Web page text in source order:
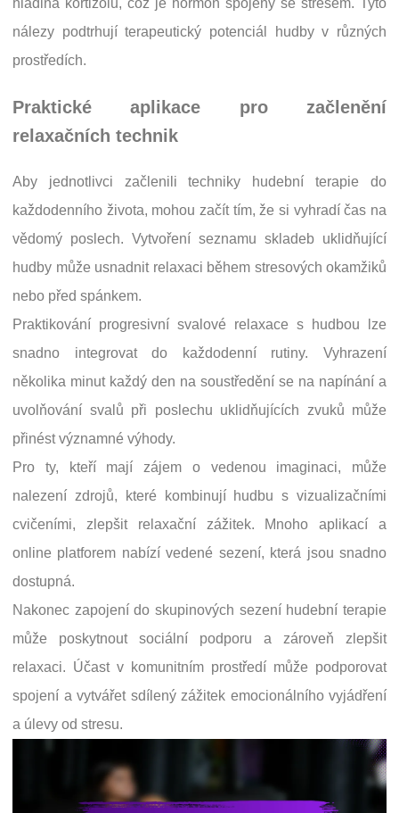
hladina kortizolu, což je hormon spojený se stresem. Tyto
nálezy podtrhují terapeutický potenciál hudby v různých
prostředích.
Praktické aplikace pro začlenění
relaxačních technik
Aby jednotlivci začlenili techniky hudební terapie do
každodenního života, mohou začít tím, že si vyhradí čas na
vědomý poslech. Vytvoření seznamu skladeb uklidňující
hudby může usnadnit relaxaci během stresových okamžiků
nebo před spánkem.
Praktikování progresivní svalové relaxace s hudbou lze
snadno integrovat do každodenní rutiny. Vyhrazení
několika minut každý den na soustředění se na napínání a
uvolňování svalů při poslechu uklidňujících zvuků může
přinést významné výhody.
Pro ty, kteří mají zájem o vedenou imaginaci, může
nalezení zdrojů, které kombinují hudbu s vizualizačními
cvičeními, zlepšit relaxační zážitek. Mnoho aplikací a
online platforem nabízí vedené sezení, která jsou snadno
dostupná.
Nakonec zapojení do skupinových sezení hudební terapie
může poskytnout sociální podporu a zároveň zlepšit
relaxaci. Účast v komunitním prostředí může podporovat
spojení a vytvářet sdílený zážitek emocionálního vyjádření
a úlevy od stresu.